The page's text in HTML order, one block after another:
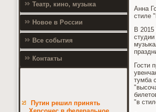
Театр, кино, музыка
Новое в России
Все события
Контакты
Путин решил принять
Анна
стиле
В
Гости
тумба
"в